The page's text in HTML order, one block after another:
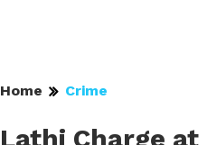
Home Crime
Lathi Charge